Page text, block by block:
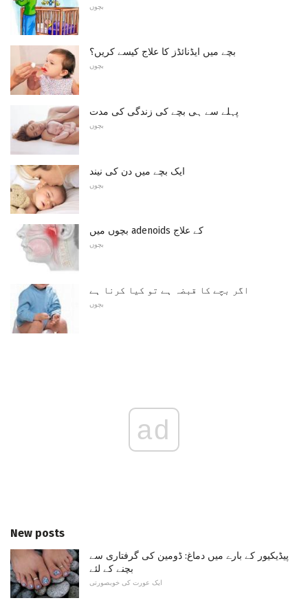
بچوں
بچے میں ایڈنائڈز کا علاج کیسے کریں؟
بچوں
پہلے سے ہی بچے کی زندگی کی مدت
بچوں
ایک بچے میں دن کی نیند
بچوں
بچوں میں adenoids کے علاج
بچوں
اگر بچے کا قبضہ ہے تو کیا کرنا ہے
بچوں
ad
New posts
پیڈیکیور کے بارے میں دماغ: ڈومین کی گرفتاری سے
بچنے کے لئے
ایک عورت کی خوبصورتی